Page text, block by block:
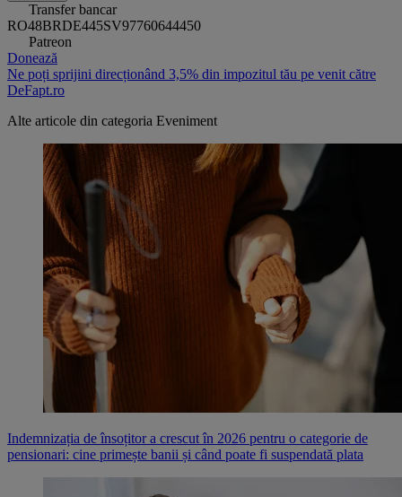
Transfer bancar
RO48BRDE445SV97760644450
Patreon
Donează
Ne poți sprijini direcționând 3,5% din impozitul tău pe venit către
DeFapt.ro
Alte articole din categoria Eveniment
Indemnizația de însoțitor a crescut în 2026 pentru o categorie de
pensionari: cine primește banii și când poate fi suspendată plata